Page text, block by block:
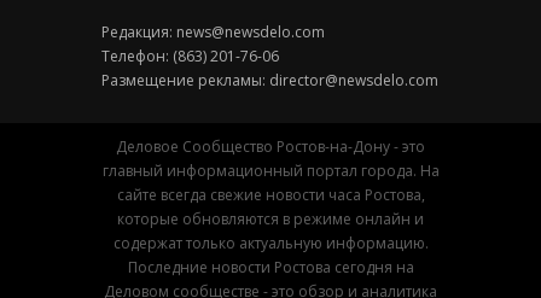
Редакция: news@newsdelo.com
Телефон: (863) 201-76-06
Размещение рекламы: director@newsdelo.com
Деловое Сообщество Ростов-на-Дону - это
главный информационный портал города. На
сайте всегда свежие новости часа Ростова,
которые обновляются в режиме онлайн и
содержат только актуальную информацию.
Последние новости Ростова сегодня на
Деловом сообществе - это обзор и аналитика